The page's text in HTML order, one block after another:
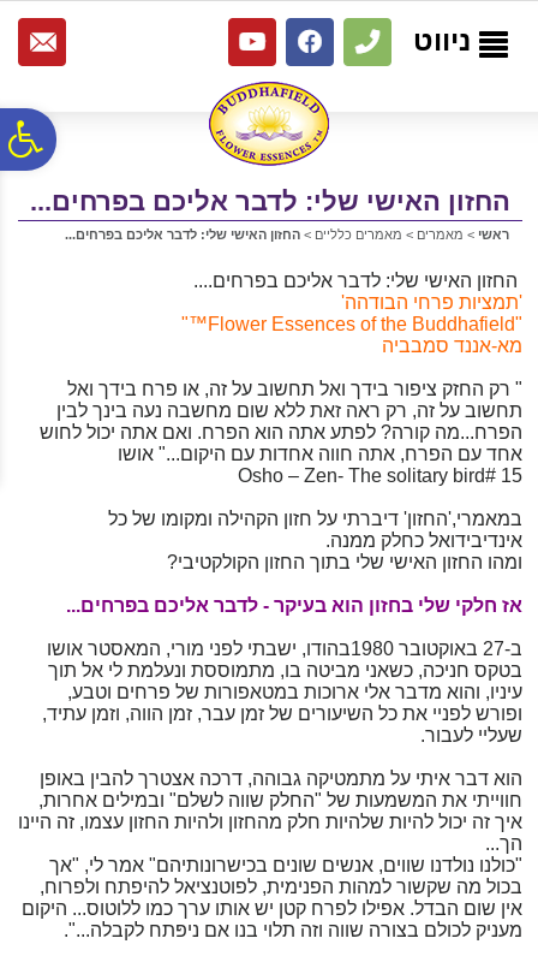
נגישות
אתר
המרכזי
ניווט
החזון האישי שלי: לדבר אליכם בפרחים...
ראשי > מאמרים > מאמרים כלליים > החזון האישי שלי: לדבר אליכם בפרחים...
החזון האישי שלי: לדבר אליכם בפרחים....
'תמציות פרחי הבודהה'
"Flower Essences of the Buddhafield™"
מא-אננד סמבביה
" רק החזק ציפור בידך ואל תחשוב על זה, או פרח בידך ואל
תחשוב על זה, רק ראה זאת ללא שום מחשבה נעה בינך לבין
הפרח...מה קורה? לפתע אתה הוא הפרח. ואם אתה יכול לחוש
אחד עם הפרח, אתה חווה אחדות עם היקום..." אושו
Osho – Zen- The solitary bird# 15
במאמרי,'החזון' דיברתי על חזון הקהילה ומקומו של כל
אינדיבידואל כחלק ממנה.
ומהו החזון האישי שלי בתוך החזון הקולקטיבי?
אז חלקי שלי בחזון הוא בעיקר - לדבר אליכם בפרחים...
ב-27 באוקטובר 1980בהודו, ישבתי לפני מורי, המאסטר אושו
בטקס חניכה, כשאני מביטה בו, מתמוססת ונעלמת לי אל תוך
עיניו, והוא מדבר אלי ארוכות במטאפורות של פרחים וטבע,
ופורש לפניי את כל השיעורים של זמן עבר, זמן הווה, וזמן עתיד,
שעליי לעבור.
הוא דבר איתי על מתמטיקה גבוהה, דרכה אצטרך להבין באופן
חווייתי את המשמעות של "החלק שווה לשלם" ובמילים אחרות,
איך זה יכול להיות שלהיות חלק מהחזון ולהיות החזון עצמו, זה היינו
הך...
"כולנו נולדנו שווים, אנשים שונים בכישרונותיהם" אמר לי, "אך
בכול מה שקשור למהות הפנימית, לפוטנציאל להיפתח ולפרוח,
אין שום הבדל. אפילו לפרח קטן יש אותו ערך כמו ללוטוס... היקום
מעניק לכולם בצורה שווה וזה תלוי בנו אם ניפּתח לקבלה...".